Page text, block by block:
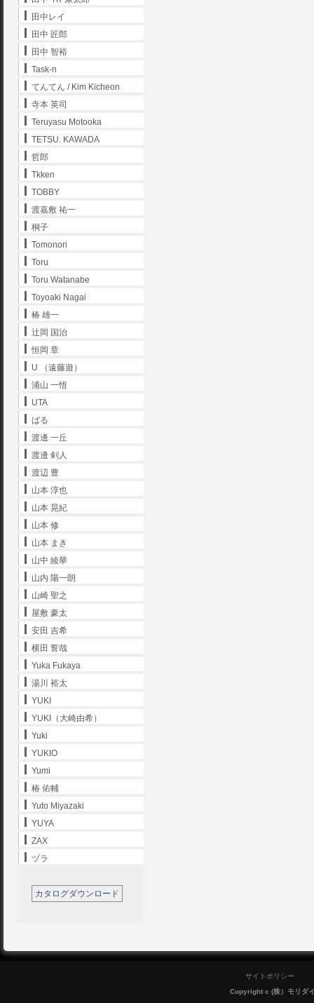
田中レイ
田中 匠郎
田中 智裕
Task-n
てんてん / Kim Kicheon
寺本 英司
Teruyasu Motooka
TETSU. KAWADA
哲郎
Tkken
TOBBY
渡嘉敷 祐一
桐子
Tomonori
Toru
Toru Watanabe
Toyoaki Nagai
椿 雄一
辻岡 国治
恒岡 章
U （遠藤遊）
浦山 一悟
UTA
ばる
渡邊 一丘
渡邊 剣人
渡辺 豊
山本 淳也
山本 晃紀
山本 修
山本 まき
山中 綾華
山内 陽一朗
山崎 聖之
屋敷 豪太
安田 吉希
横田 誓哉
Yuka Fukaya
湯川 裕太
YUKI
YUKI（大崎由希）
Yuki
YUKIO
Yumi
椿 佑輔
Yuto Miyazaki
YUYA
ZAX
ヅラ
カタログダウンロード
サイトポリシー
Copyright c (株）モリダ